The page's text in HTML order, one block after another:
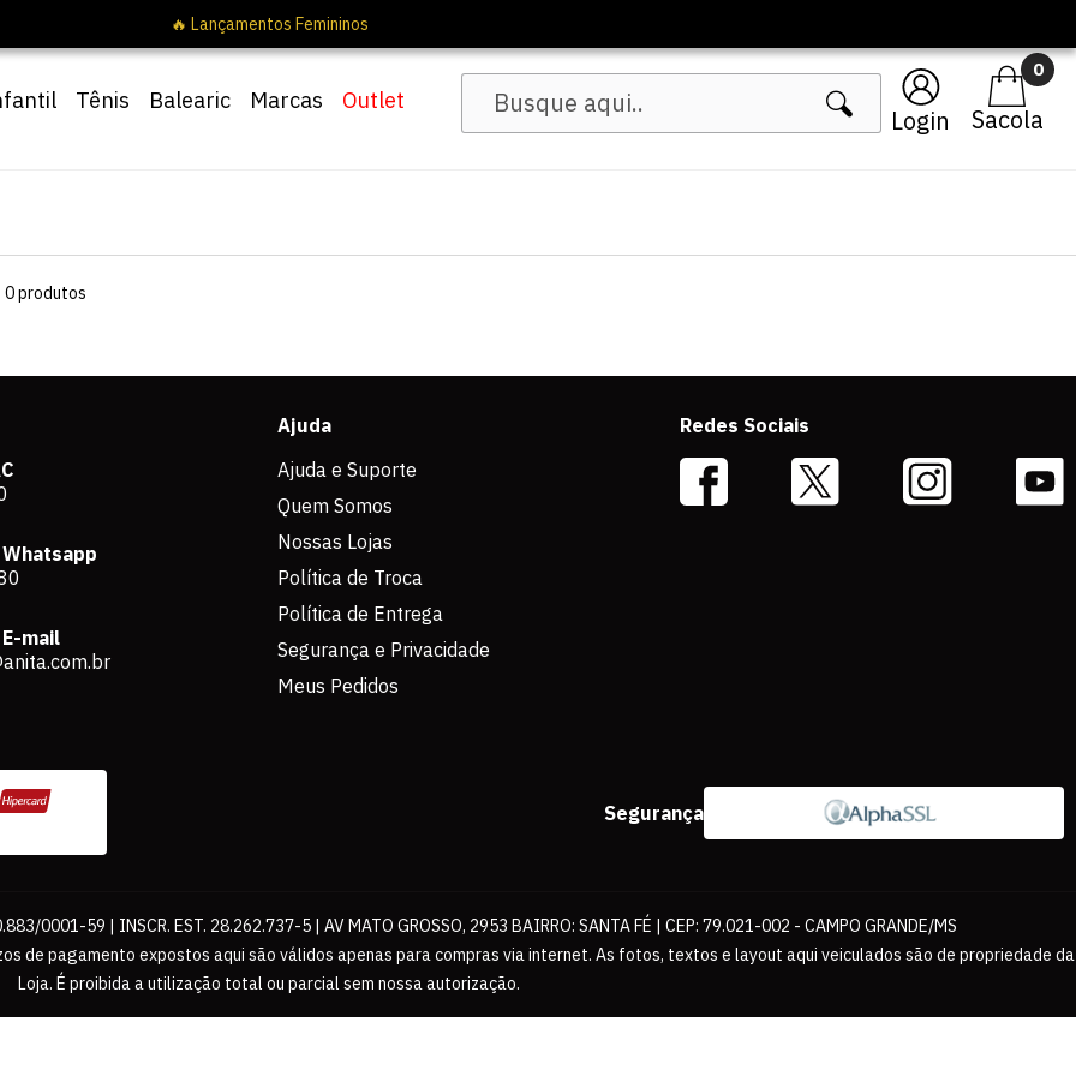
Login
0
Tênis Balearic Marcas Outlet
🔥 Lançamentos Femininos
0produtos
mail
Ajuda
Ajuda e Suporte
Quem Somos
Nossas Lojas
Política de Troca
Política de Entrega
Segurança e Privacidade
Meus Pedidos
Redes Sociais
Segurança
0001-59 | INSCR. EST. 28.262.737-5 | AV MATO GROSSO, 2953 BAIRRO: SANTA FÉ | CEP: 79.021-002 - CAMPO GRANDE/MS
de pagamento expostos aqui são válidos apenas para compras via internet. As fotos, textos e layout aqui veiculados são de propriedade da
Loja. É proibida a utilização total ou parcial sem nossa autorização.